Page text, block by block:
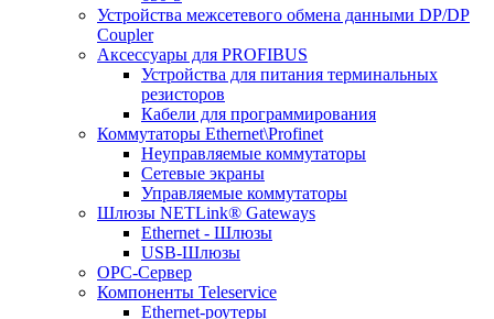
Устройства межсетевого обмена данными DP/DP
Coupler
Аксессуары для PROFIBUS
Устройства для питания терминальных
резисторов
Кабели для программирования
Коммутаторы Ethernet\Profinet
Неуправляемые коммутаторы
Сетевые экраны
Управляемые коммутаторы
Шлюзы NETLink® Gateways
Ethernet - Шлюзы
USB-Шлюзы
ОРС-Сервер
Компоненты Teleservice
Ethernet-роутеры